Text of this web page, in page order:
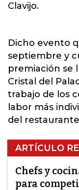
Clavijo.
Dicho evento
septiembre y
premiación se
Cristal del
trabajo de los
labor más
del
ARTÍCULO
Chefs y
para